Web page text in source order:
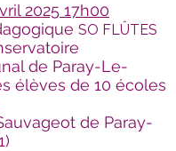
2025 17h00
SO FLÛTES
de Paray-Le-
élèves de 10 écoles
de Paray-